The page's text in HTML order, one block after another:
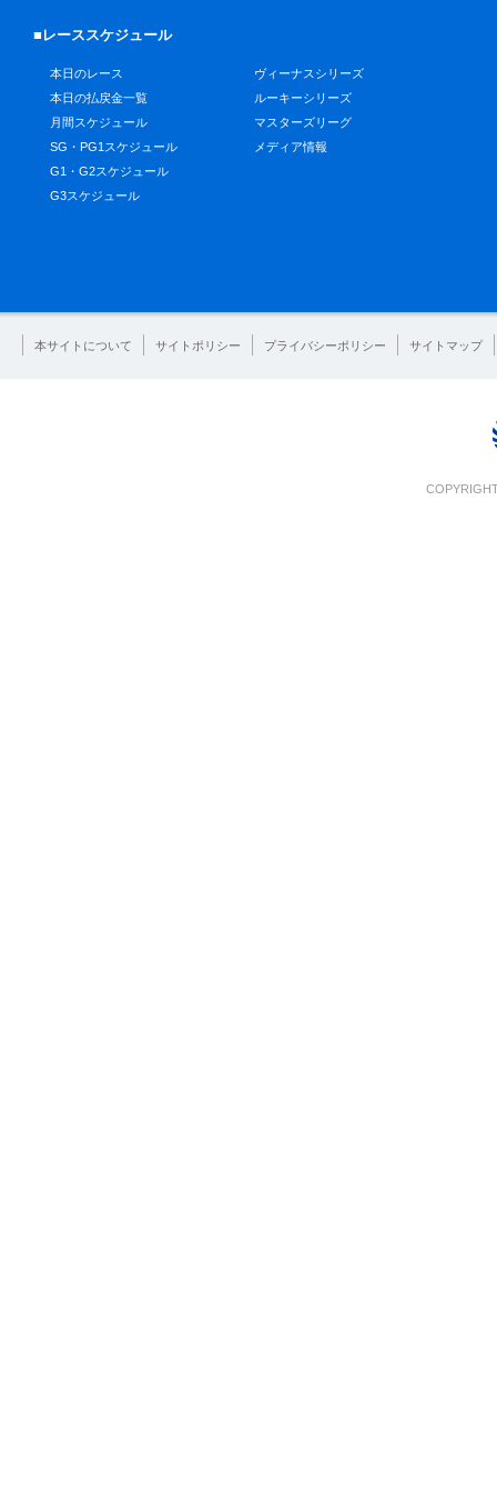
■レーススケジュール
本日のレース
本日の払戻金一覧
月間スケジュール
SG・PG1スケジュール
G1・G2スケジュール
G3スケジュール
ヴィーナスシリーズ
ルーキーシリーズ
マスターズリーグ
メディア情報
本サイトについて サイトポリシー プライバシーポリシー サイトマップ